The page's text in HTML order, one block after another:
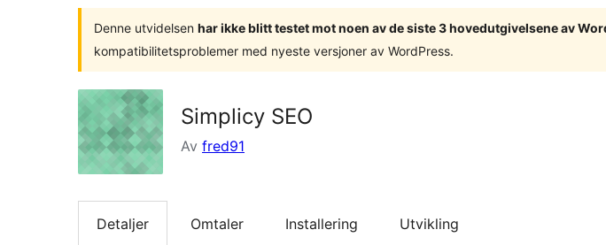
Denne utvidelsen har ikke blitt testet mot noen av de siste 3 hovedutgivelsene av
kompatibilitetsproblemer med nyeste versjoner av WordPress.
Simplicy SEO
Av fred91
Detaljer Omtaler Installering Utvikling